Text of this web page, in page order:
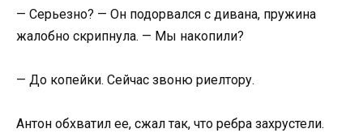
— Серьезно? — Он подорвался с дивана, пружина
жалобно скрипнула. — Мы накопили?
— До копейки. Сейчас звоню риелтору.
Антон обхватил ее, сжал так, что ребра захрустели.